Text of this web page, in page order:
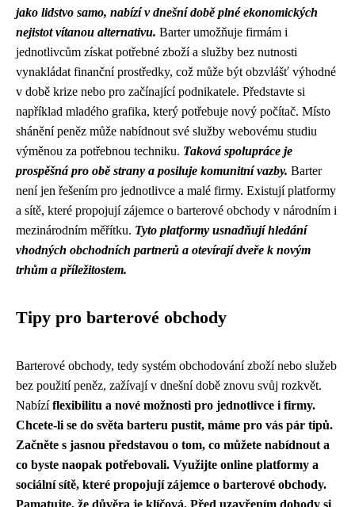
jako lidstvo samo, nabízí v dnešní době plné ekonomických
nejistot vítanou alternativu. Barter umožňuje firmám i
jednotlivcům získat potřebné zboží a služby bez nutnosti
vynakládat finanční prostředky, což může být obzvlášť výhodné
v době krize nebo pro začínající podnikatele. Představte si
například mladého grafika, který potřebuje nový počítač. Místo
shánění peněz může nabídnout své služby webovému studiu
výměnou za potřebnou techniku. Taková spolupráce je
prospěšná pro obě strany a posiluje komunitní vazby. Barter
není jen řešením pro jednotlivce a malé firmy. Existují platformy
a sítě, které propojují zájemce o barterové obchody v národním i
mezinárodním měřítku. Tyto platformy usnadňují hledání
vhodných obchodních partnerů a otevírají dveře k novým
trhům a příležitostem.
Tipy pro barterové obchody
Barterové obchody, tedy systém obchodování zboží nebo služeb
bez použití peněz, zažívají v dnešní době znovu svůj rozkvět.
Nabízíflexibilitu a nové možnosti pro jednotlivce i firmy.
Chcete-li se do světa barteru pustit, máme pro vás pár tipů.
Začněte s jasnou představou o tom, co můžete nabídnout a
co byste naopak potřebovali. Využijte online platformy a
sociální sítě, které propojují zájemce o barterové obchody.
Pamatujte, že důvěra je klíčová. Před uzavřením dohody si